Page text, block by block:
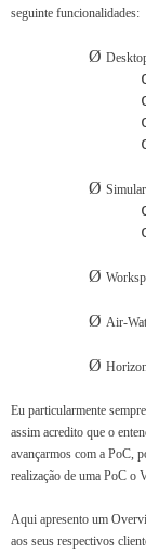
seguinte funcionalidades:
Ø
Ø
Ø
Ø Air-
Ø
Eu particularmente
assim acredito que o
avançarmos com a PoC,
realização de uma PoC o
Aqui apresento um
aos seus respectivos